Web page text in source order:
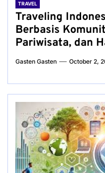
TRAVEL
Traveling
Berbasis
Pariwisata, dan
Gasten Gasten October 2,